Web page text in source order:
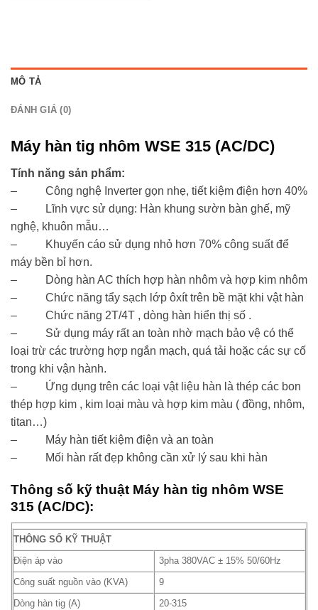
MÔ TẢ
ĐÁNH GIÁ (0)
Máy hàn tig nhôm WSE 315 (AC/DC)
Tính năng sản phẩm:
– Công nghệ Inverter gọn nhẹ, tiết kiệm điện hơn 40%
– Lĩnh vực sử dụng: Hàn khung sườn bàn ghế, mỹ
nghệ, khuôn mẫu…
– Khuyến cáo sử dụng nhỏ hơn 70% công suất để
máy bền bỉ hơn.
– Dòng hàn AC thích hợp hàn nhôm và hợp kim nhôm
– Chức năng tẩy sạch lớp ôxít trên bề mặt khi vật hàn
– Chức năng 2T/4T , dòng hàn hiển thị số .
– Sử dụng máy rất an toàn nhờ mạch bảo vệ có thể
loại trừ các trường hợp ngắn mạch, quá tải hoặc các sự cố
trong khi vận hành.
– Ứng dụng trên các loại vật liệu hàn là thép các bon
thép hợp kim , kim loại màu và hợp kim màu ( đồng, nhôm,
titan…)
– Máy hàn tiết kiệm điện và an toàn
– Mối hàn rất đẹp không cần xử lý sau khi hàn
Thông số kỹ thuật Máy hàn tig nhôm WSE
315 (AC/DC):
THÔNG SỐ KỸ THUẬT
Điện áp vào
3pha 380VAC ± 15% 50/60Hz
Công suất nguồn vào (KVA)
9
Dòng hàn tig (A)
20-315